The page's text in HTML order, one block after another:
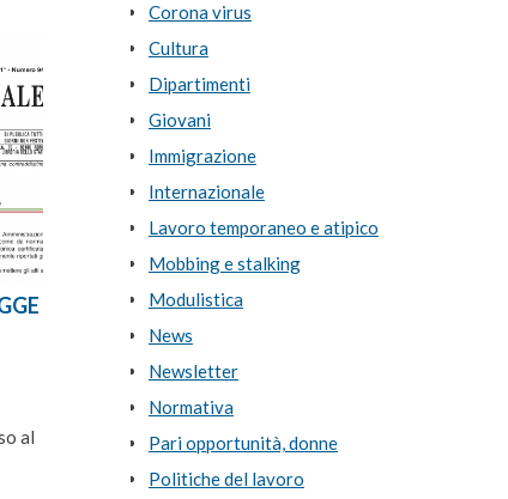
al
Corona virus
Cultura
Dipartimenti
Giovani
Immigrazione
Internazionale
Lavoro temporaneo e atipico
Mobbing e stalking
Modulistica
News
Newsletter
Normativa
Pari opportunità, donne
Politiche del lavoro